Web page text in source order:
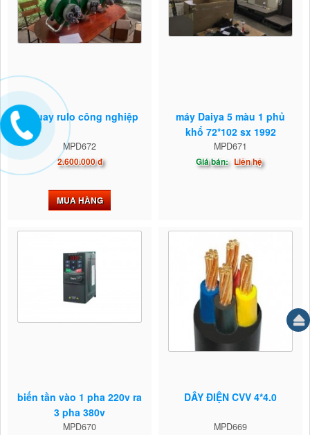
ổ quay rulo công nghiệp
MPD672
2.600.000 đ
MUA HÀNG
máy Daiya 5 màu 1 phủ
khổ 72*102 sx 1992
MPD671
Giá bán: Liên hệ
biến tần vào 1 pha 220v ra
3 pha 380v
MPD670
DÂY ĐIỆN CVV 4*4.0
MPD669